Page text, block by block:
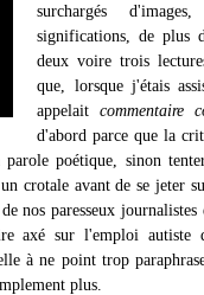
surchargés
significations, de plus
deux voire trois
que, lorsque j'étais
appelaitcommentaire
d'abord parce que la
poétique, sinon
crotale avant de se jeter
nos paresseux journalistes
axé sur l'emploi autiste
à ne point trop
plus.